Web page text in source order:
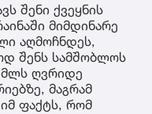
შენი ქვეყნის
მიმდინარე
აღმოჩნდეს,
შენს სამშობლოს
ღვრიდე
მაგრამ
ფაქტს, რომ